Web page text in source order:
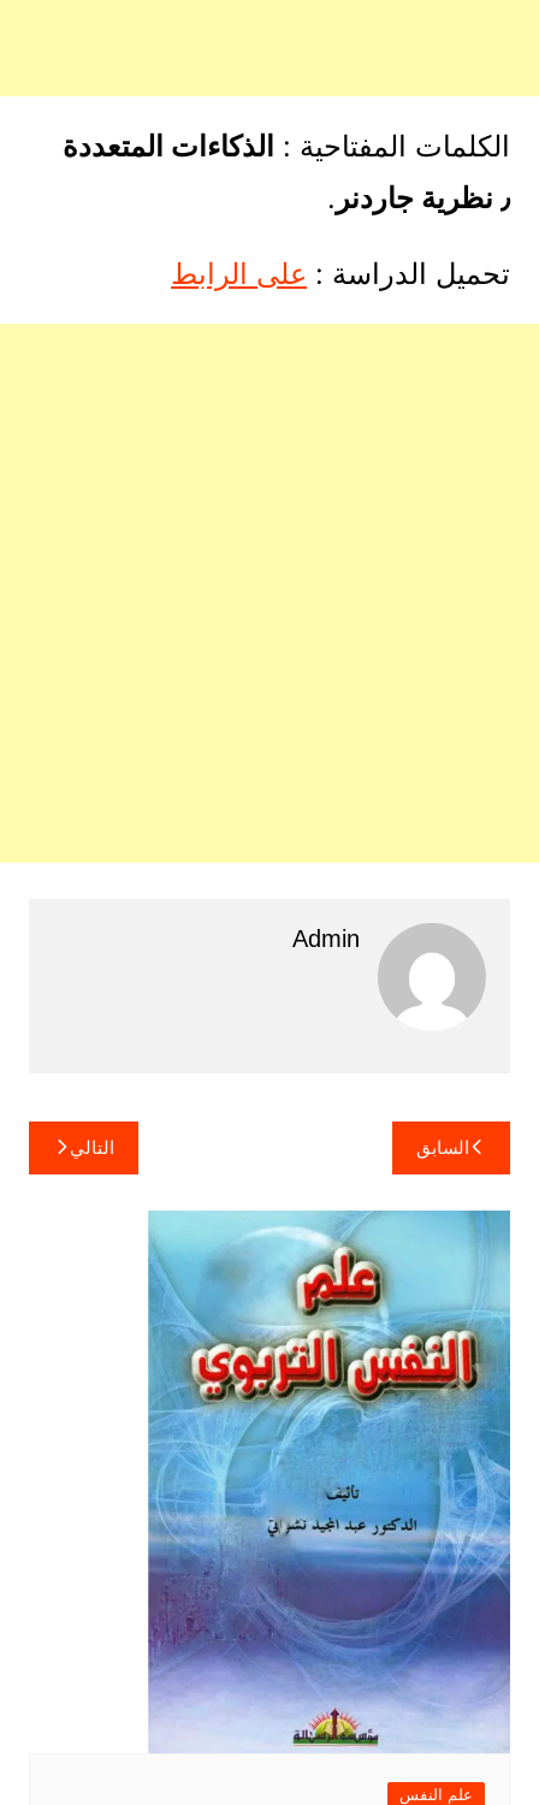
الكلمات المفتاحية : الذكاءات المتعددة
٫ نظرية جاردنر
.
تحميل الدراسة : على الرابط
Admin
تصفّح
المقالات
السابق التالي
علم النفس